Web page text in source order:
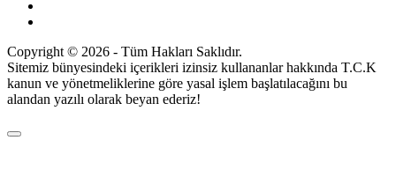
Copyright © 2026 - Tüm Hakları Saklıdır.
Sitemiz bünyesindeki içerikleri izinsiz kullananlar hakkında T.C.K
kanun ve yönetmeliklerine göre yasal işlem başlatılacağını bu
alandan yazılı olarak beyan ederiz!